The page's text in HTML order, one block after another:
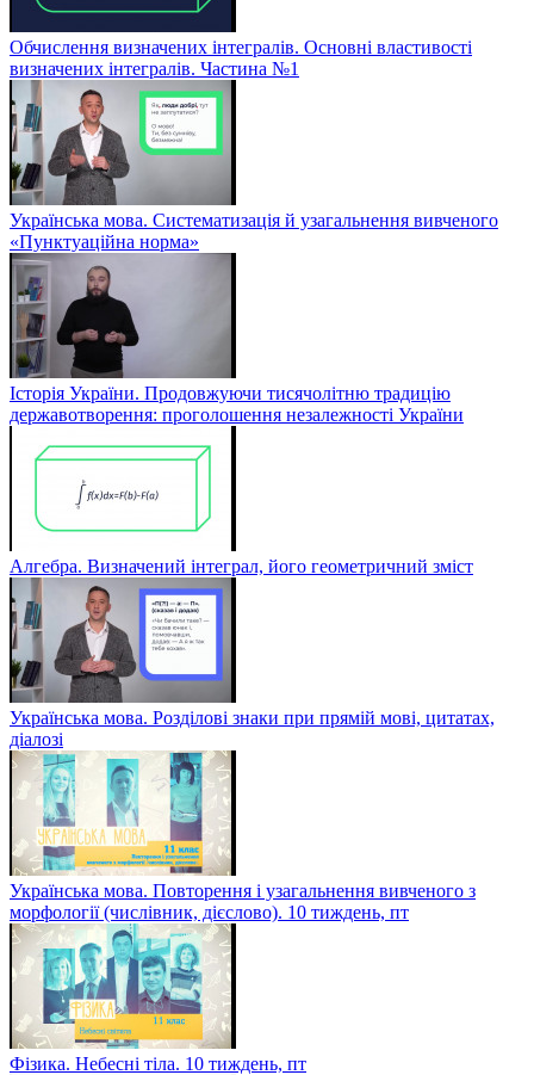
Обчислення визначених інтегралів. Основні властивості
визначених інтегралів. Частина №1
Українська мова. Систематизація й узагальнення вивченого
«Пунктуаційна норма»
Історія України. Продовжуючи тисячолітню традицію
державотворення: проголошення незалежності України
Алгебра. Визначений інтеграл, його геометричний зміст
Українська мова. Розділові знаки при прямій мові, цитатах,
діалозі
Українська мова. Повторення і узагальнення вивченого з
морфології (числівник, дієслово). 10 тиждень, пт
Фізика. Небесні тіла. 10 тиждень, пт